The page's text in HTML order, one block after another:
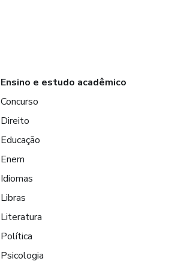
Ensino e estudo acadêmico
Concurso
Direito
Educação
Enem
Idiomas
Libras
Literatura
Política
Psicologia